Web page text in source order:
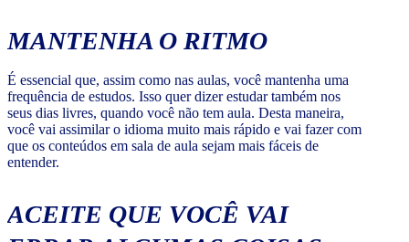
MANTENHA O RITMO
É essencial que, assim como nas aulas, você mantenha uma
frequência de estudos. Isso quer dizer estudar também nos
seus dias livres, quando você não tem aula. Desta maneira,
você vai assimilar o idioma muito mais rápido e vai fazer com
que os conteúdos em sala de aula sejam mais fáceis de
entender.
ACEITE QUE VOCÊ VAI